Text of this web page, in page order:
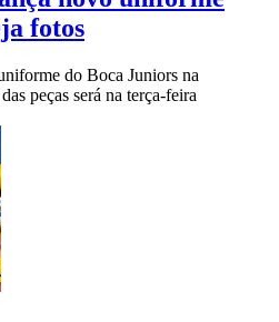
fotos
do Boca Juniors na
peças será na terça-feira